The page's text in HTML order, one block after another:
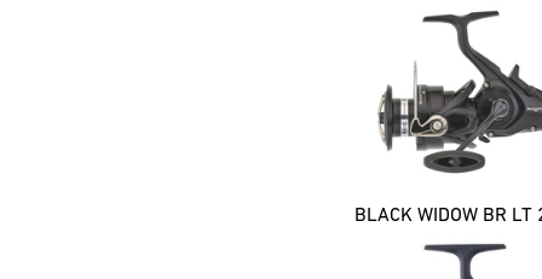
BLACK WIDOW BR LT